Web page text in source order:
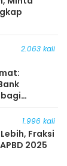
2.063 kali
1.996 kali
Fraksi
2025